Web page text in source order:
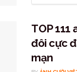
TOP
đôi cực
mạn